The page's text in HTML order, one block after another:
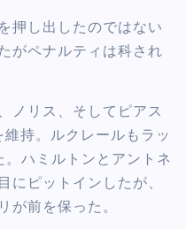
押し出したのではない
がペナルティは科され
ノリス、そしてピアス
維持。ルクレールもラッ
ハミルトンとアントネ
にピットインしたが、
が前を保った。